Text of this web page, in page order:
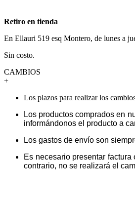
Retiro en tienda
En Ellauri 519 esq Montero, de lunes a
Sin costo.
CAMBIOS
+
Los plazos para realizar los
Los productos comprados en
informándonos el producto a
Los gastos de envío son
Es necesario presentar
contrario, no se realizará el